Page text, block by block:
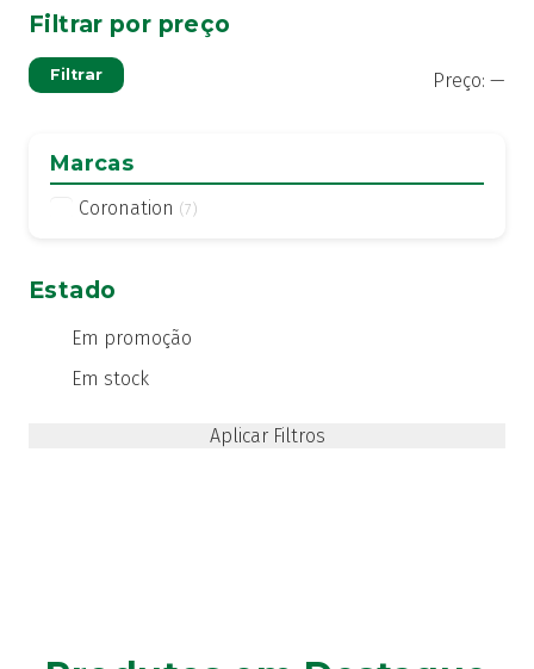
Filtrar por preço
Filtrar Preço: —
Marcas
Coronation (7)
Estado
Em promoção
Em stock